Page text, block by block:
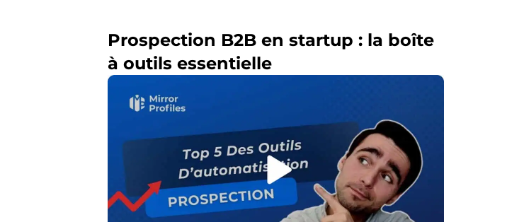
Prospection B2B en startup : la boîte
à outils essentielle